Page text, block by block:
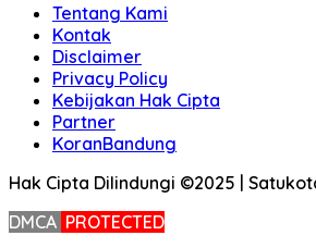
Tentang Kami
Kontak
Disclaimer
Privacy Policy
Kebijakan Hak Cipta
Partner
KoranBandung
Hak Cipta Dilindungi ©2025 |
DMCA PROTECTED